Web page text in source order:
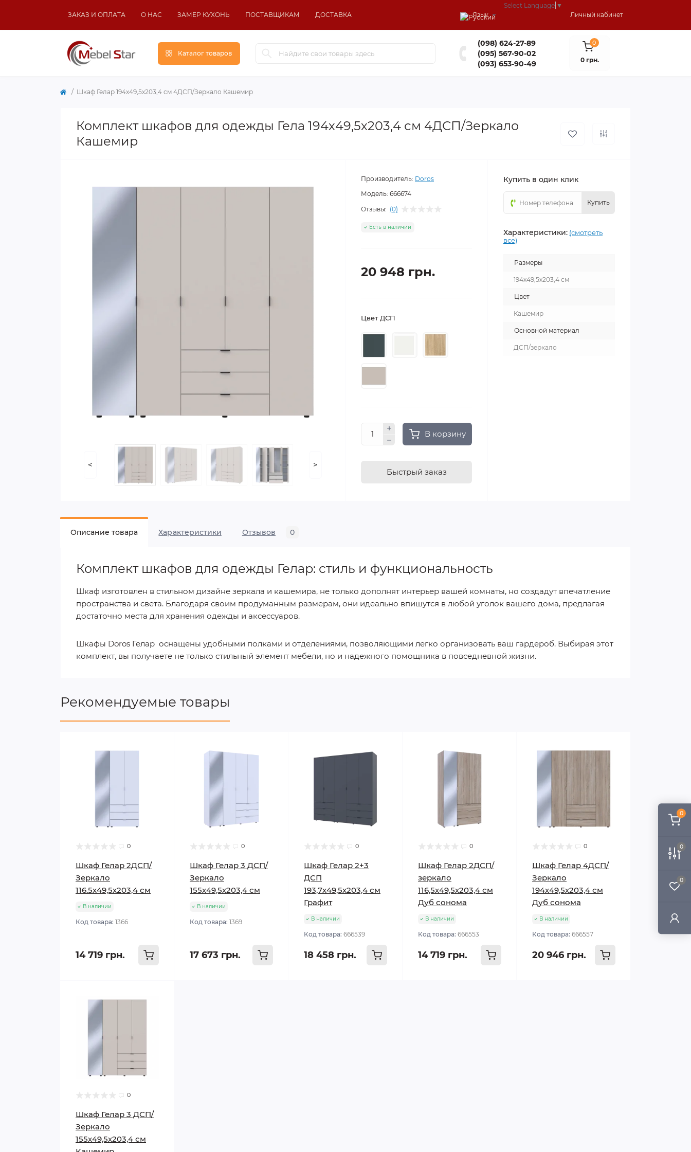
0
0
0
ЗАКАЗ И ОПЛАТА О НАС ЗАМЕР КУХОНЬ ПОСТАВЩИКАМ ДОСТАВКА Язык
Select Language ▼
Личный кабинет
Каталог товаров
(098) 624-27-89
(095) 567-90-02
(093) 653-90-49
0
0 грн.
Шкаф Гелар 194х49,5х203,4 см 4ДСП/Зеркало Кашемир
Комплект шкафов для одежды Гела 194х49,5х203,4 см 4ДСП/Зеркало
Кашемир
< >
Производитель: Doros
Модель: 666674
Отзывы: (0)
Есть в наличии
20 948 грн.
Цвет ДСП
В корзину
Быстрый заказ
Купить в один клик
Купить
Характеристики: (смотреть
все)
Размеры
194х49,5х203,4 см
Цвет
Кашемир
Основной материал
ДСП/зеркало
Описание товара Характеристики Отзывов 0
Комплект шкафов для одежды Гелар: стиль и функциональность
Шкаф изготовлен в стильном дизайне зеркала и кашемира, не только дополнят интерьер вашей комнаты, но создадут впечатление
пространства и света. Благодаря своим продуманным размерам, они идеально впишутся в любой уголок вашего дома, предлагая
достаточно места для хранения одежды и аксессуаров.
Шкафы Doros Гелар оснащены удобными полками и отделениями, позволяющими легко организовать ваш гардероб. Выбирая этот
комплект, вы получаете не только стильный элемент мебели, но и надежного помощника в повседневной жизни.
Рекомендуемые товары
0
Шкаф Гелар 2ДСП/
Зеркало
116.5х49,5х203,4 см
В наличии
Код товара: 1366
14 719 грн.
0
Шкаф Гелар 3 ДСП/
Зеркало
155х49,5х203,4 см
В наличии
Код товара: 1369
17 673 грн.
0
Шкаф Гелар 2+3
ДСП
193,7х49,5х203,4 см
Графит
В наличии
Код товара: 666539
18 458 грн.
0
Шкаф Гелар 2ДСП/
зеркало
116,5х49,5х203,4 см
Дуб сонома
В наличии
Код товара: 666553
14 719 грн.
0
Шкаф Гелар 4ДСП/
Зеркало
194х49,5х203,4 см
Дуб сонома
В наличии
Код товара: 666557
20 946 грн.
0
Шкаф Гелар 3 ДСП/
Зеркало
155х49,5х203,4 см